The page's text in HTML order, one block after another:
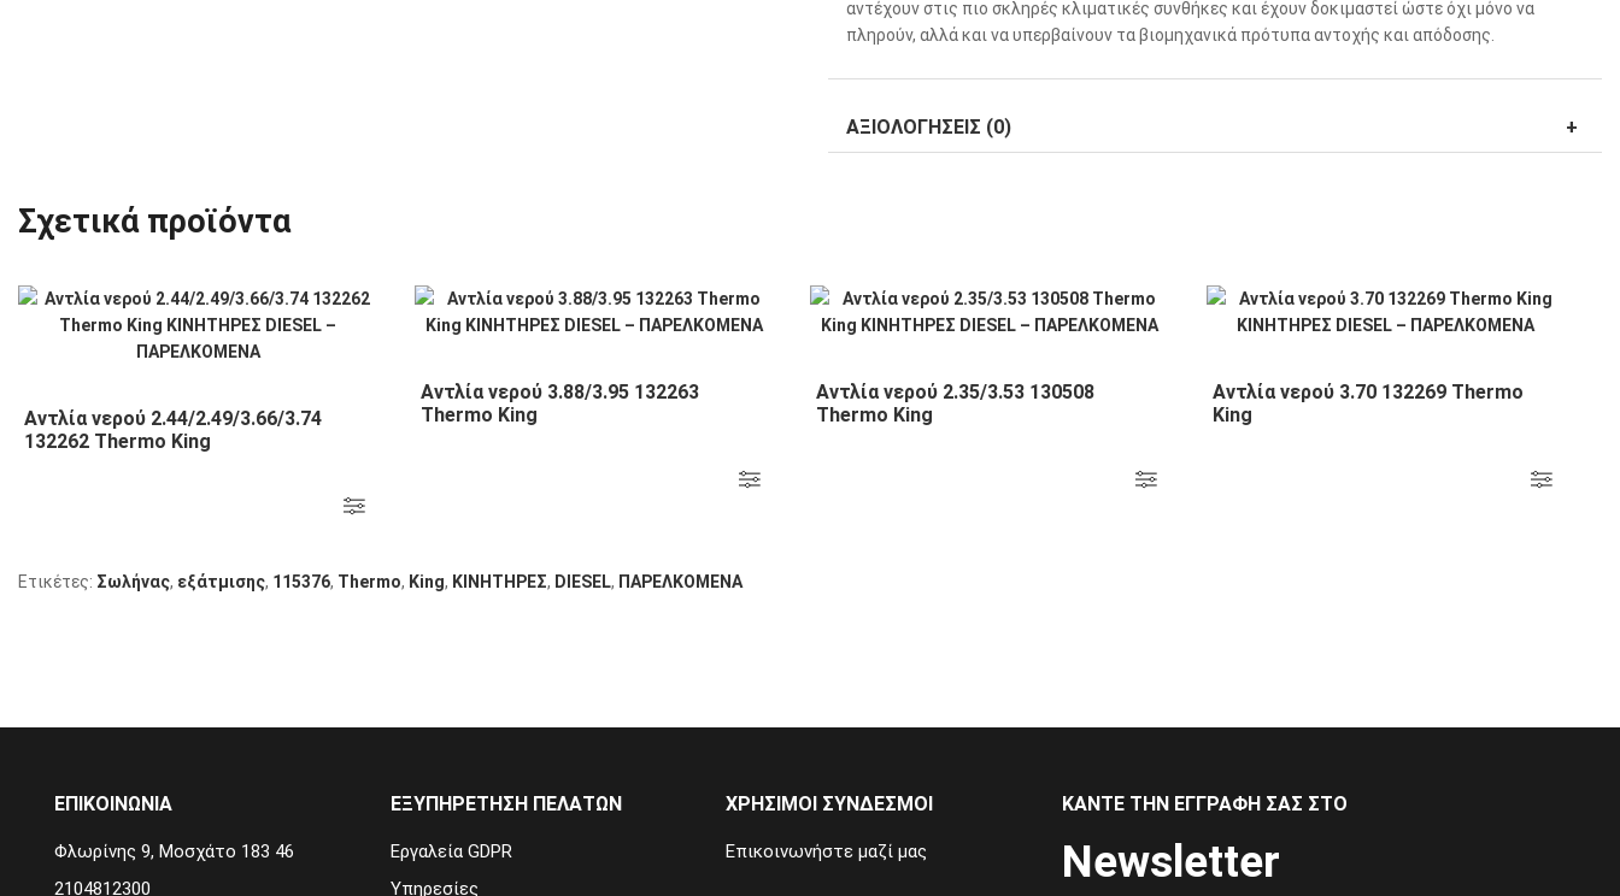
αντέχουν στις πιο σκληρές κλιματικές συνθήκες και έχουν δοκιμαστεί ώστε όχι μόνο να
πληρούν, αλλά και να υπερβαίνουν τα βιομηχανικά πρότυπα αντοχής και απόδοσης.
ΑΞΙΟΛΟΓΉΣΕΙΣ (0)
Σχετικά προϊόντα
Αντλία νερού 2.44/2.49/3.66/3.74
132262 Thermo King
Αντλία νερού 3.88/3.95 132263
Thermo King
Αντλία νερού 2.35/3.53 130508
Thermo King
Αντλία νερού 3.70 132269 Thermo
King
Ετικέτες: Σωλήνας, εξάτμισης, 115376, Thermo, King, KΙΝΗΤΗΡΕΣ, DIESEL, ΠΑΡΕΛΚΟΜΕΝΑ
ΕΠΙΚΟΙΝΩΝΙΑ
Φλωρίνης 9, Μοσχάτο 183 46
2104812300
ΕΞΥΠΗΡΈΤΗΣΗ ΠΕΛΑΤΏΝ
Εργαλεία GDPR
Υπηρεσίες
ΧΡΉΣΙΜΟΙ ΣΎΝΔΕΣΜΟΙ
Επικοινωνήστε μαζί μας
ΚΆΝΤΕ ΤΗΝ ΕΓΓΡΑΦΉ ΣΑΣ ΣΤΟ
Newsletter